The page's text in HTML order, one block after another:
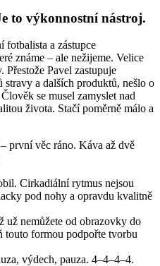
to výkonnostní nástroj.
fotbalista a zástupce
známe – ale nežijeme. Velice
Pavel zastupuje
a dalších produktů, nešlo o
se musel zamyslet nad
života. Stačí poměrně málo a
první věc ráno. Káva až dvě
Cirkadiální rytmus nejsou
pod nohy a opravdu kvalitně
nemůžete od obrazovky do
touto formou podpořte tvorbu
výdech, pauza. 4–4–4–4.